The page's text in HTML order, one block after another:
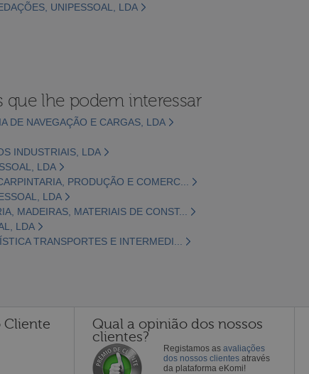
UNIPESSOAL, LDA
que lhe podem interessar
DE NAVEGAÇÃO E CARGAS, LDA
INDUSTRIAIS, LDA
LDA
PRODUÇÃO E COMERC...
LDA
MADEIRAS, MATERIAIS DE CONST...
LDA
TRANSPORTES E INTERMEDI...
Cliente Qual a opinião dos nossos
clientes?
Registamos as avaliações
dos nossos clientes através
da plataforma eKomi!